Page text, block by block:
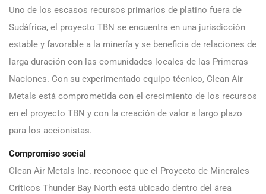
Uno de los escasos recursos primarios de platino fuera de
Sudáfrica, el proyecto TBN se encuentra en una jurisdicción
estable y favorable a la minería y se beneficia de relaciones de
larga duración con las comunidades locales de las Primeras
Naciones. Con su experimentado equipo técnico, Clean Air
Metals está comprometida con el crecimiento de los recursos
en el proyecto TBN y con la creación de valor a largo plazo
para los accionistas.
Compromiso social
Clean Air Metals Inc. reconoce que el Proyecto de Minerales
Críticos Thunder Bay North está ubicado dentro del área